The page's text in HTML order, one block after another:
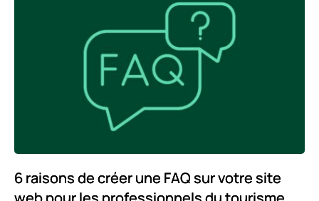
6 raisons de créer une FAQ sur votre site